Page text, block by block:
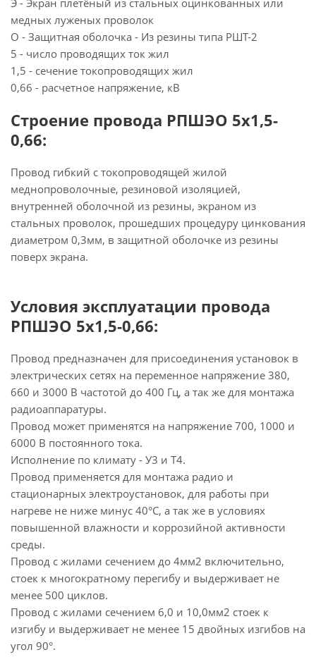
Э - Экран плетёный из стальных оцинкованных или
медных луженых проволок
О - Защитная оболочка - Из резины типа РШТ-2
5 - число проводящих ток жил
1,5 - сечение токопроводящих жил
0,66 - расчетное напряжение, кВ
Строение провода РПШЭО 5х1,5-
0,66:
Провод гибкий с токопроводящей жилой
меднопроволочные, резиновой изоляцией,
внутренней оболочной из резины, экраном из
стальных проволок, прошедших процедуру цинкования
диаметром 0,3мм, в защитной оболочке из резины
поверх экрана.
Условия эксплуатации провода
РПШЭО 5х1,5-0,66:
Провод предназначен для присоединения установок в
электрических сетях на переменное напряжение 380,
660 и 3000 В частотой до 400 Гц, а так же для монтажа
радиоаппаратуры.
Провод может применятся на напряжение 700, 1000 и
6000 В постоянного тока.
Исполнение по климату - У3 и Т4.
Провод применяется для монтажа радио и
стационарных электроустановок, для работы при
нагреве не ниже минус 40°С, а так же в условиях
повышенной влажности и коррозийной активности
среды.
Провод с жилами сечением до 4мм2 включительно,
стоек к многократному перегибу и выдерживает не
менее 500 циклов.
Провод с жилами сечением 6,0 и 10,0мм2 стоек к
изгибу и выдерживает не менее 15 двойных изгибов на
угол 90°.